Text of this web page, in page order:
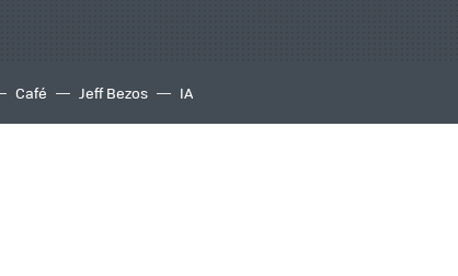
Café Jeff Bezos IA